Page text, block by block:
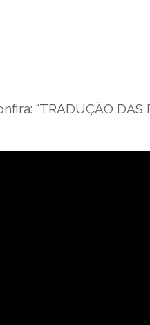
“TRADUÇÃO DAS